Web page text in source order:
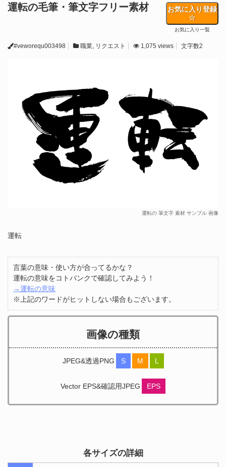
運転の毛筆・筆文字フリー素材 お気に入り登録
お気に入り一覧
#veworequ003498 職業, リクエスト 1,075 views 文字数2
運転の 筆文字 素材 サンプル 画像
運転
言葉の意味・使い方が合ってるかな？
運転の意味をコトバンクで確認してみよう！
→運転の意味
※上記のワードがヒットしない場合もございます。
画像の種類
JPEG&透過PNG S M L
Vector EPS&確認用JPEG EPS
各サイズの詳細